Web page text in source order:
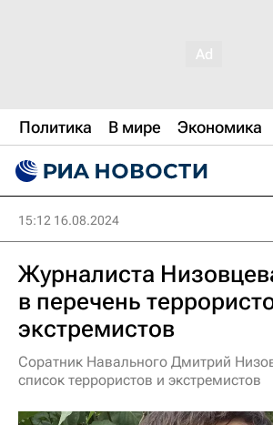
Политика В мире Экономика
15:12 16.08.2024
Журналиста
в перечень
экстремистов
Соратник Навального Дмитрий
список террористов и экстремистов